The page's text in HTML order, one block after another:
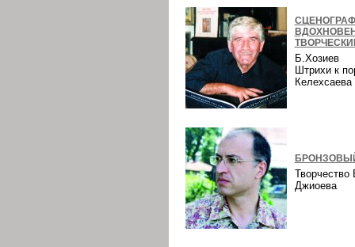
Б.Хозиев
Штрихи к
Творчество
Джиоева